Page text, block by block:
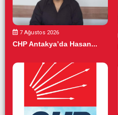
7 Ağustos 2026
CHP Antakya’da Hasan...